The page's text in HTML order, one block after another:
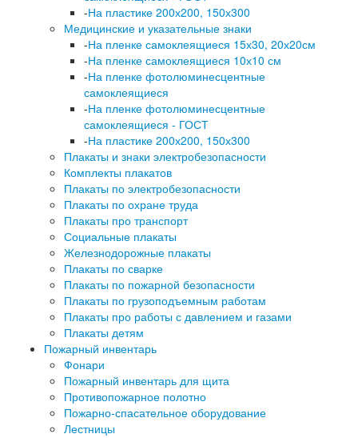
-На пластике 200х200, 150х300
Медицинские и указательные знаки
-На пленке самоклеящиеся 15х30, 20х20см
-На пленке самоклеящиеся 10х10 см
-На пленке фотолюминесцентные
самоклеящиеся
-На пленке фотолюминесцентные
самоклеящиеся - ГОСТ
-На пластике 200х200, 150х300
Плакаты и знаки электробезопасности
Комплекты плакатов
Плакаты по электробезопасности
Плакаты по охране труда
Плакаты про транспорт
Социальные плакаты
Железнодорожные плакаты
Плакаты по сварке
Плакаты по пожарной безопасности
Плакаты по грузоподъемным работам
Плакаты про работы с давлением и газами
Плакаты детям
Пожарный инвентарь
Фонари
Пожарный инвентарь для щита
Противопожарное полотно
Пожарно-спасательное оборудование
Лестницы